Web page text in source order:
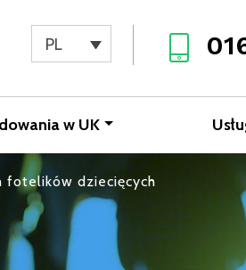
PL
w UK
fotelików dziecięcych